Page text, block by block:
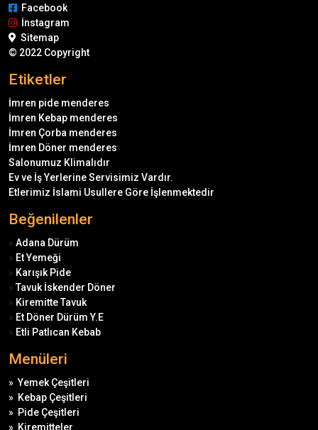
Facebook
İnstagram
Sitemap
© 2022 Copyright
Etiketler
İmren pide menderes
İmren Kebap menderes
İmren Çorba menderes
İmren Döner menderes
Salonumuz Klimalıdır
Ev ve İş Yerlerine Servisimiz Vardır.
Etlerimiz İslami Usullere Göre İşlenmektedir
Beğenilenler
» Adana Dürüm
» Et Yemeği
» Karışık Pide
»Tavuk İskender Döner
» Kiremitte Tavuk
» Et Döner Dürüm Y.E
» Etli Patlıcan Kebab
Menüleri
»Yemek Çeşitleri
» Kebap Çeşitleri
» Pide Çeşitleri
» Kiremitteler